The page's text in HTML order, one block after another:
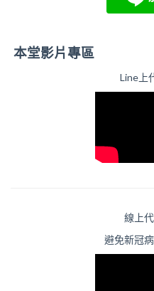
本堂影片專區
Line上
線上
避免新冠